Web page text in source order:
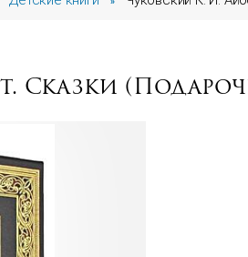
Сказки